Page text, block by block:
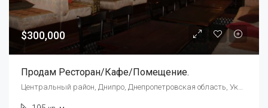
$300,000
Продам Ресторан/кафе/помещение.
Центральный район, Днипро, Днепропетровская область, Украина, 49000